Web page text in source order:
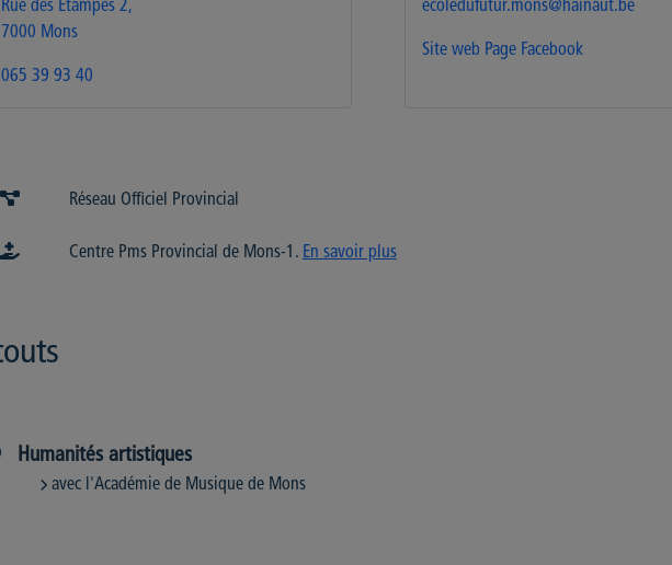
Rue des Étampes 2,
7000 Mons
065 39 93 40
ecoledufutur.mons@hainaut.be
Site web Page Facebook
Réseau Officiel Provincial
Centre Pms Provincial de Mons-1. En savoir plus
Humanités artistiques
avec l'Académie de Musique de Mons